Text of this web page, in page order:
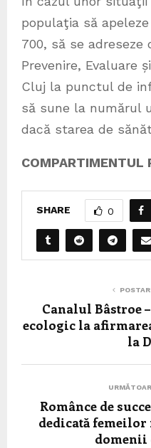
populaţia să
700, să se
Prevenire, Evaluare
Cluj la punctul de
să sune la numărul
dacă starea de
COMPARTIMENTUL
SHARE 0
Canalul Bâstroe
ecologic la
la
Românce de
dedicată
domenii